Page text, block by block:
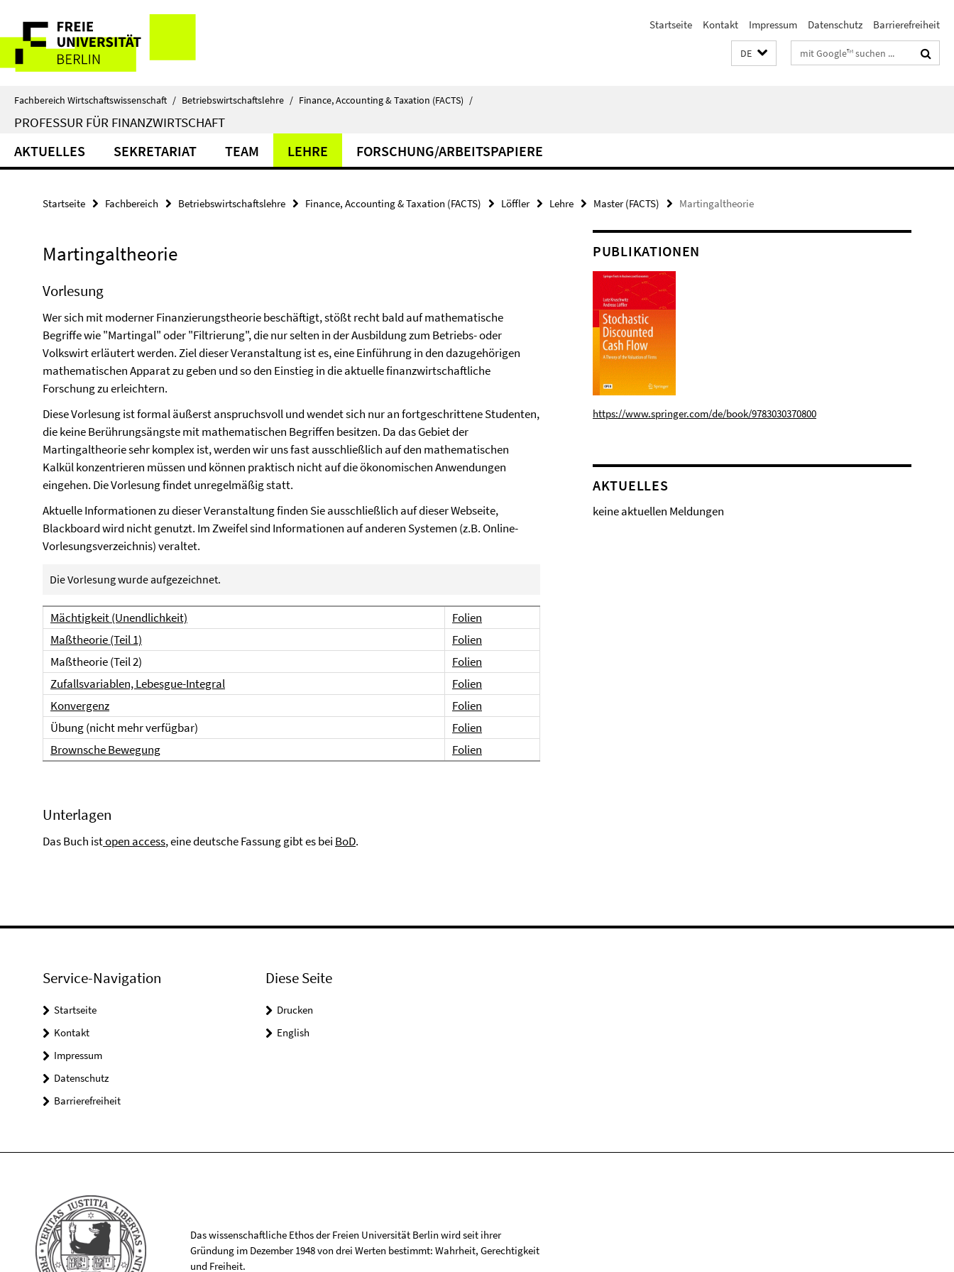
direkt
Inhalt
Service-
Navigation
Startseite Kontakt Impressum Datenschutz Barrierefreiheit
DE Suchbegriffe
Fachbereich Wirtschaftswissenschaft / Betriebswirtschaftslehre / Finance, Accounting & Taxation (FACTS) /
PROFESSUR FÜR FINANZWIRTSCHAFT
AKTUELLES SEKRETARIAT TEAM LEHRE FORSCHUNG/ARBEITSPAPIERE
Startseite Fachbereich Betriebswirtschaftslehre Finance, Accounting & Taxation (FACTS) Löffler Lehre Master (FACTS) Martingaltheorie
Martingaltheorie
Vorlesung
Wer sich mit moderner Finanzierungstheorie beschäftigt, stößt recht bald auf mathematische
Begriffe wie "Martingal" oder "Filtrierung", die nur selten in der Ausbildung zum Betriebs- oder
Volkswirt erläutert werden. Ziel dieser Veranstaltung ist es, eine Einführung in den dazugehörigen
mathematischen Apparat zu geben und so den Einstieg in die aktuelle finanzwirtschaftliche
Forschung zu erleichtern.
Diese Vorlesung ist formal äußerst anspruchsvoll und wendet sich nur an fortgeschrittene Studenten,
die keine Berührungsängste mit mathematischen Begriffen besitzen. Da das Gebiet der
Martingaltheorie sehr komplex ist, werden wir uns fast ausschließlich auf den mathematischen
Kalkül konzentrieren müssen und können praktisch nicht auf die ökonomischen Anwendungen
eingehen. Die Vorlesung findet unregelmäßig statt.
Aktuelle Informationen zu dieser Veranstaltung finden Sie ausschließlich auf dieser Webseite,
Blackboard wird nicht genutzt. Im Zweifel sind Informationen auf anderen Systemen (z.B. Online-
Vorlesungsverzeichnis) veraltet.
Die Vorlesung wurde aufgezeichnet.
Mächtigkeit (Unendlichkeit)
Folien
Maßtheorie (Teil 1)
Folien
Maßtheorie (Teil 2)
Folien
Zufallsvariablen, Lebesgue-Integral
Folien
Konvergenz
Folien
Übung (nicht mehr verfügbar)
Folien
Brownsche Bewegung
Folien
Unterlagen
Das Buch istopen access, eine deutsche Fassung gibt es bei BoD.
PUBLIKATIONEN
https://www.springer.com/de/book/9783030370800
AKTUELLES
keine aktuellen Meldungen
Service-Navigation
Startseite
Kontakt
Impressum
Datenschutz
Barrierefreiheit
Diese Seite
Drucken
English
Das wissenschaftliche Ethos der Freien Universität Berlin wird seit ihrer
Gründung im Dezember 1948 von drei Werten bestimmt: Wahrheit, Gerechtigkeit
und Freiheit.